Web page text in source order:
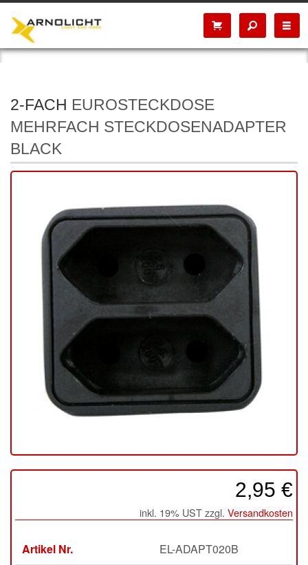
2-FACH EUROSTECKDOSE
MEHRFACH STECKDOSENADAPTER
BLACK
2,95 €
inkl. 19% UST zzgl. Versandkosten
Artikel Nr.
EL-ADAPT020B